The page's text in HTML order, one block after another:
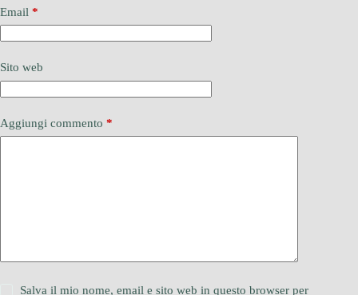
Email *
Sito web
Aggiungi commento *
Salva il mio nome, email e sito web in questo browser per